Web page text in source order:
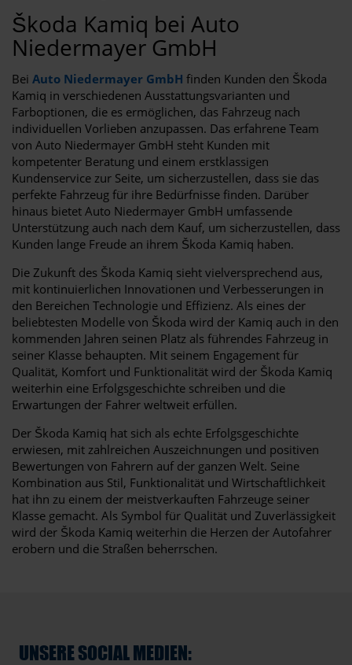
Škoda Kamiq bei Auto
Niedermayer GmbH
Bei Auto Niedermayer GmbH finden Kunden den Škoda
Kamiq in verschiedenen Ausstattungsvarianten und
Farboptionen, die es ermöglichen, das Fahrzeug nach
individuellen Vorlieben anzupassen. Das erfahrene Team
von Auto Niedermayer GmbH steht Kunden mit
kompetenter Beratung und einem erstklassigen
Kundenservice zur Seite, um sicherzustellen, dass sie das
perfekte Fahrzeug für ihre Bedürfnisse finden. Darüber
hinaus bietet Auto Niedermayer GmbH umfassende
Unterstützung auch nach dem Kauf, um sicherzustellen, dass
Kunden lange Freude an ihrem Škoda Kamiq haben.
Die Zukunft des Škoda Kamiq sieht vielversprechend aus,
mit kontinuierlichen Innovationen und Verbesserungen in
den Bereichen Technologie und Effizienz. Als eines der
beliebtesten Modelle von Škoda wird der Kamiq auch in den
kommenden Jahren seinen Platz als führendes Fahrzeug in
seiner Klasse behaupten. Mit seinem Engagement für
Qualität, Komfort und Funktionalität wird der Škoda Kamiq
weiterhin eine Erfolgsgeschichte schreiben und die
Erwartungen der Fahrer weltweit erfüllen.
Der Škoda Kamiq hat sich als echte Erfolgsgeschichte
erwiesen, mit zahlreichen Auszeichnungen und positiven
Bewertungen von Fahrern auf der ganzen Welt. Seine
Kombination aus Stil, Funktionalität und Wirtschaftlichkeit
hat ihn zu einem der meistverkauften Fahrzeuge seiner
Klasse gemacht. Als Symbol für Qualität und Zuverlässigkeit
wird der Škoda Kamiq weiterhin die Herzen der Autofahrer
erobern und die Straßen beherrschen.
UNSERE SOCIAL MEDIEN: